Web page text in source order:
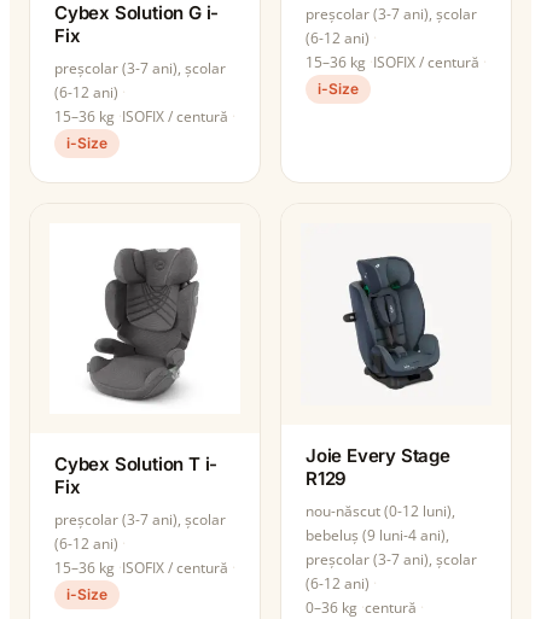
Cybex Solution G i-
Fix
preșcolar (3-7 ani), școlar
(6-12 ani)
15–36 kg ISOFIX / centură
i-Size
preșcolar (3-7 ani), școlar
(6-12 ani)
15–36 kg ISOFIX / centură
i-Size
Cybex Solution T i-
Fix
preșcolar (3-7 ani), școlar
(6-12 ani)
15–36 kg ISOFIX / centură
i-Size
Joie Every Stage
R129
nou-născut (0-12 luni),
bebeluș (9 luni-4 ani),
preșcolar (3-7 ani), școlar
(6-12 ani)
0–36 kg centură